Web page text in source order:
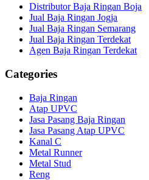
Distributor Baja Ringan Boja
Jual Baja Ringan Jogja
Jual Baja Ringan Semarang
Jual Baja Ringan Terdekat
Agen Baja Ringan Terdekat
Categories
Baja Ringan
Atap UPVC
Jasa Pasang Baja Ringan
Jasa Pasang Atap UPVC
Kanal C
Metal Runner
Metal Stud
Reng